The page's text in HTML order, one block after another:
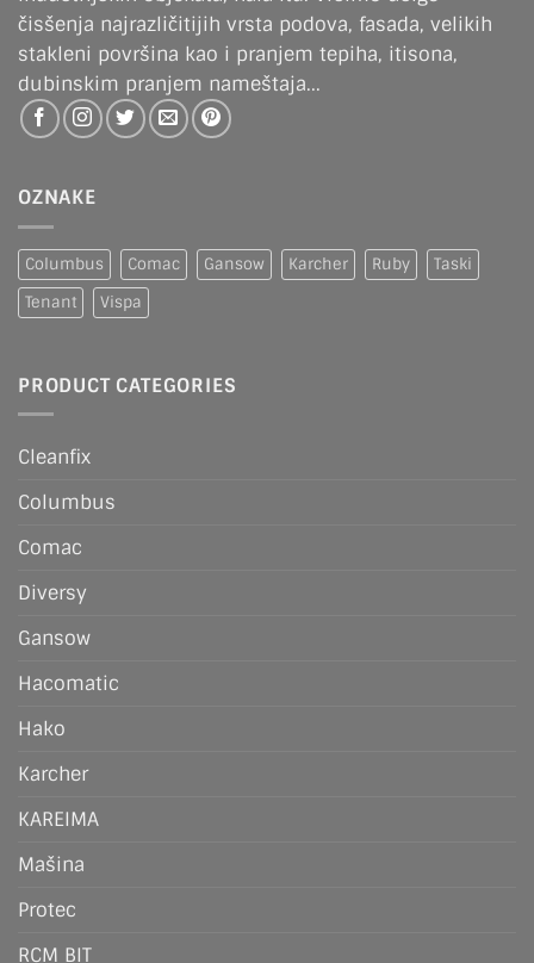
čisšenja najrazličitijih vrsta podova, fasada, velikih
stakleni površina kao i pranjem tepiha, itisona,
dubinskim pranjem nameštaja...
OZNAKE
Columbus Comac Gansow Karcher Ruby
Taski
Tenant
Vispa
PRODUCT CATEGORIES
Cleanfix
Columbus
Comac
Diversy
Gansow
Hacomatic
Hako
Karcher
KAREIMA
Mašina
Protec
RCM BIT